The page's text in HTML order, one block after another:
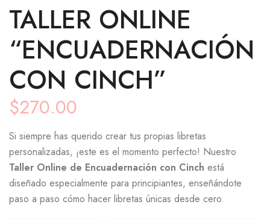
TALLER ONLINE
“ENCUADERNACIÓN
CON CINCH”
$270.00
Si siempre has querido crear tus propias libretas
personalizadas, ¡este es el momento perfecto! Nuestro
Taller Online de Encuadernación con Cinch está
diseñado especialmente para principiantes, enseñándote
paso a paso cómo hacer libretas únicas desde cero.